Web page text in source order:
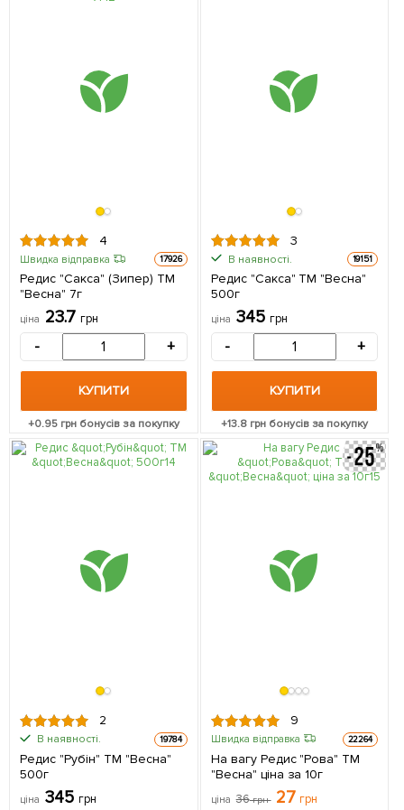
4
Швидка відправка 17926
Редис "Сакса" (Зипер) ТМ
"Весна" 7г
ціна 23.7 грн
- +
КУПИТИ
+0.95 грн бонусів за покупку
3
В наявності. 19151
Редис "Сакса" ТМ "Весна"
500г
ціна 345 грн
- +
КУПИТИ
+13.8грн бонусів за покупку
2
В наявності. 19784
Редис "Рубін" ТМ "Весна"
500г
ціна 345 грн
9
Швидка відправка 22264
На вагу Редис "Рова" ТМ
"Весна" ціна за 10г
ціна 36грн 27 грн